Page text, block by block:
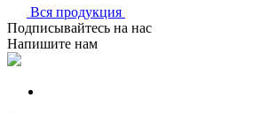
Вся продукция
Подписывайтесь на нас
Напишите нам